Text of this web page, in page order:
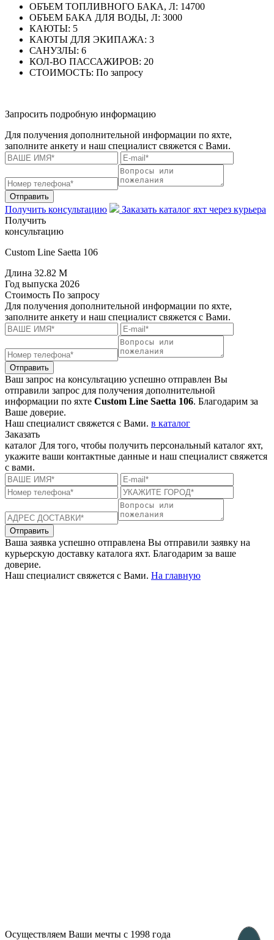
ОБЪЕМ ТОПЛИВНОГО БАКА, Л: 14700
ОБЪЕМ БАКА ДЛЯ ВОДЫ, Л: 3000
КАЮТЫ: 5
КАЮТЫ ДЛЯ ЭКИПАЖА: 3
САНУЗЛЫ: 6
КОЛ-ВО ПАССАЖИРОВ: 20
СТОИМОСТЬ: По запросу
Запросить подробную информацию
Для получения дополнительной информации по яхте,
заполните анкету и наш специалист свяжется с Вами.
Отправить
Получить консультацию
Заказать каталог яхт через курьера
Получить
консультацию
Custom Line Saetta 106
Длина 32.82 M
Год выпуска 2026
Стоимость По запросу
Для получения дополнительной информации по яхте,
заполните анкету и наш специалист свяжется с Вами.
Отправить
Ваш запрос на консультацию успешно отправлен Вы
отправили запрос для получения дополнительной
информации по яхте Custom Line Saetta 106. Благодарим за
Ваше доверие.
Наш специалист свяжется с Вами. в каталог
Заказать
каталог Для того, чтобы получить персональный каталог яхт,
укажите ваши контактные данные и наш специалист свяжется
с вами.
Отправить
Ваша заявка успешно отправлена Вы отправили заявку на
курьерскую доставку каталога яхт. Благодарим за ваше
доверие.
Наш специалист свяжется с Вами. На главную
Осуществляем Ваши мечты с 1998 года